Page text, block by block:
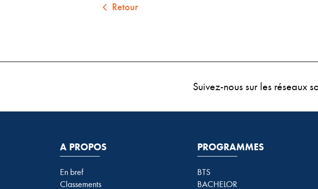
Retour
Suivez-nous sur les réseaux
A PROPOS
En bref
Classements
PROGRAMMES
BTS
BACHELOR